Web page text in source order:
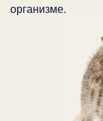
организме.